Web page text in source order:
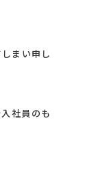
まい申し
社員のも